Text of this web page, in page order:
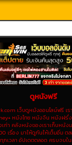
ดูหนังฟรี
เว็บดูหนังออนไลน์ฟรี เ
หนังไทย หนังจีน หนังฝรั่
เก่า คลังหนังของเราเก็บหนัง
เรื่อง มาให้ดูกันให้เต็มอิ่ม ต
ทุกเวลา อัปเดตตลอด ครบจบใ